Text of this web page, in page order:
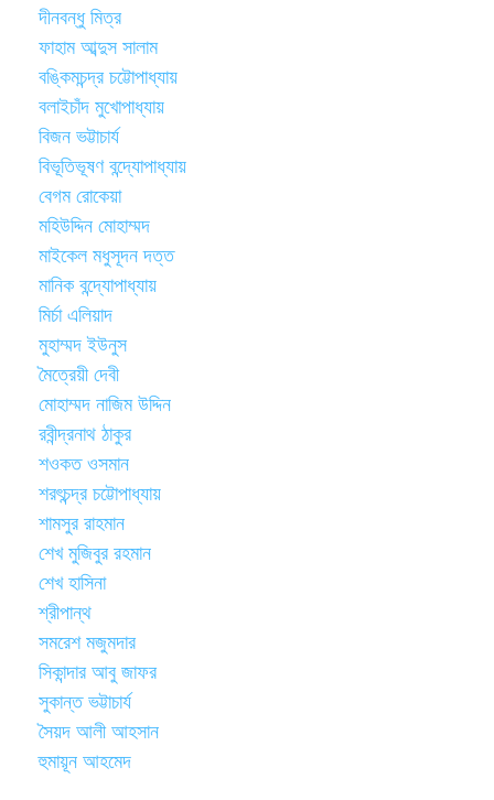
দীনবন্ধু মিত্র
ফাহাম আব্দুস সালাম
বঙ্কিমচন্দ্র চট্টোপাধ্যায়
বলাইচাঁদ মুখোপাধ্যায়
বিজন ভট্টাচার্য
বিভূতিভূষণ বন্দ্যোপাধ্যায়
বেগম রোকেয়া
মহিউদ্দিন মোহাম্মদ
মাইকেল মধুসূদন দত্ত
মানিক বন্দ্যোপাধ্যায়
মির্চা এলিয়াদ
মুহাম্মদ ইউনুস
মৈত্রেয়ী দেবী
মোহাম্মদ নাজিম উদ্দিন
রবীন্দ্রনাথ ঠাকুর
শওকত ওসমান
শরৎচন্দ্র চট্টোপাধ্যায়
শামসুর রাহমান
শেখ মুজিবুর রহমান
শেখ হাসিনা
শ্রীপান্থ
সমরেশ মজুমদার
সিকান্দার আবু জাফর
সুকান্ত ভট্টাচার্য
সৈয়দ আলী আহসান
হুমায়ূন আহমেদ